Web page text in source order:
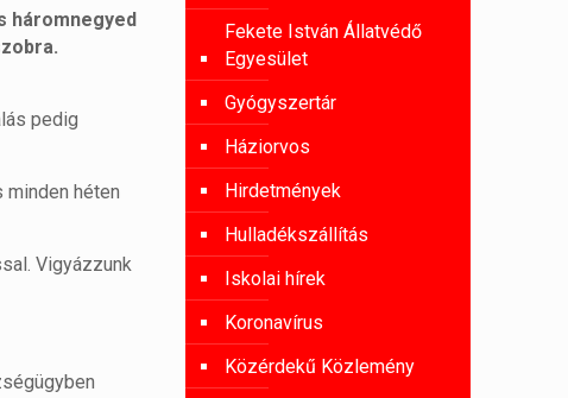
háromnegyed
pedig
héten
Vigyázzunk
Fekete István Állatvédő
Egyesület
Gyógyszertár
Háziorvos
Hirdetmények
Hulladékszállítás
Iskolai hírek
Koronavírus
Közérdekű Közlemény